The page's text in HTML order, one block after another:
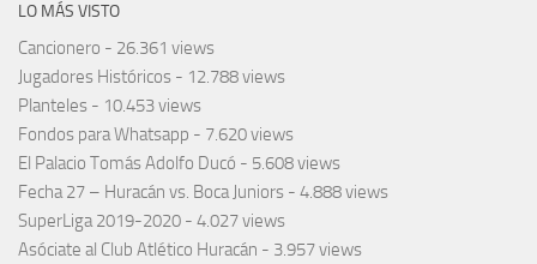
LO MÁS VISTO
Cancionero - 26.361 views
Jugadores Históricos - 12.788 views
Planteles - 10.453 views
Fondos para Whatsapp - 7.620 views
El Palacio Tomás Adolfo Ducó - 5.608 views
Fecha 27 – Huracán vs. Boca Juniors - 4.888 views
SuperLiga 2019-2020 - 4.027 views
Asóciate al Club Atlético Huracán - 3.957 views